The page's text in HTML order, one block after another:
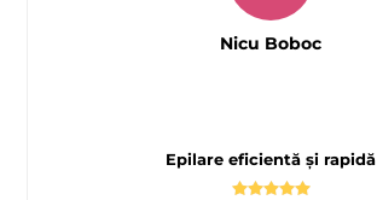
Epilare eficientă și rapidă
Nicu Boboc